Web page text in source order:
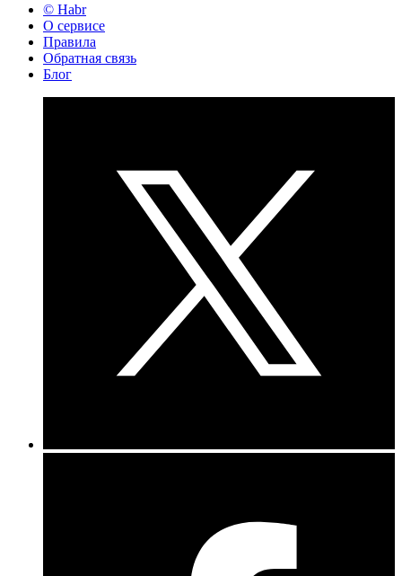
© Habr
О сервисе
Правила
Обратная связь
Блог